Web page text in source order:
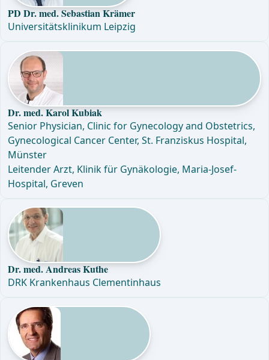
PD Dr. med. Sebastian Krämer
Universitätsklinikum Leipzig
Dr. med. Karol Kubiak
Senior Physician, Clinic for Gynecology and Obstetrics,
Gynecological Cancer Center, St. Franziskus Hospital,
Münster
Leitender Arzt, Klinik für Gynäkologie, Maria-Josef-
Hospital, Greven
Dr. med. Andreas Kuthe
DRK Krankenhaus Clementinhaus